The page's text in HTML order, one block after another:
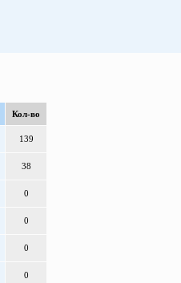
Кол-во
139
38
0
0
0
0